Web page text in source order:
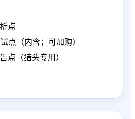
点
点（内含；可加购）
点（猎头专用）